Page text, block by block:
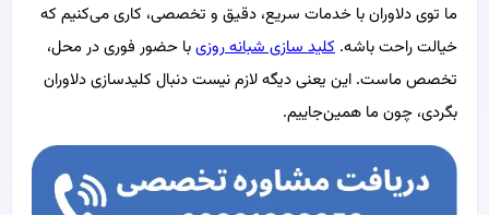
ما توی دلاوران با خدمات سریع، دقیق و تخصصی، کاری می‌کنیم که
خیالت راحت باشه. کلید سازی شبانه‌ روزیبا حضور فوری در محل،
تخصص ماست. این یعنی دیگه لازم نیست دنبال کلیدسازی دلاوران
بگردی، چون ما همین‌جاییم.